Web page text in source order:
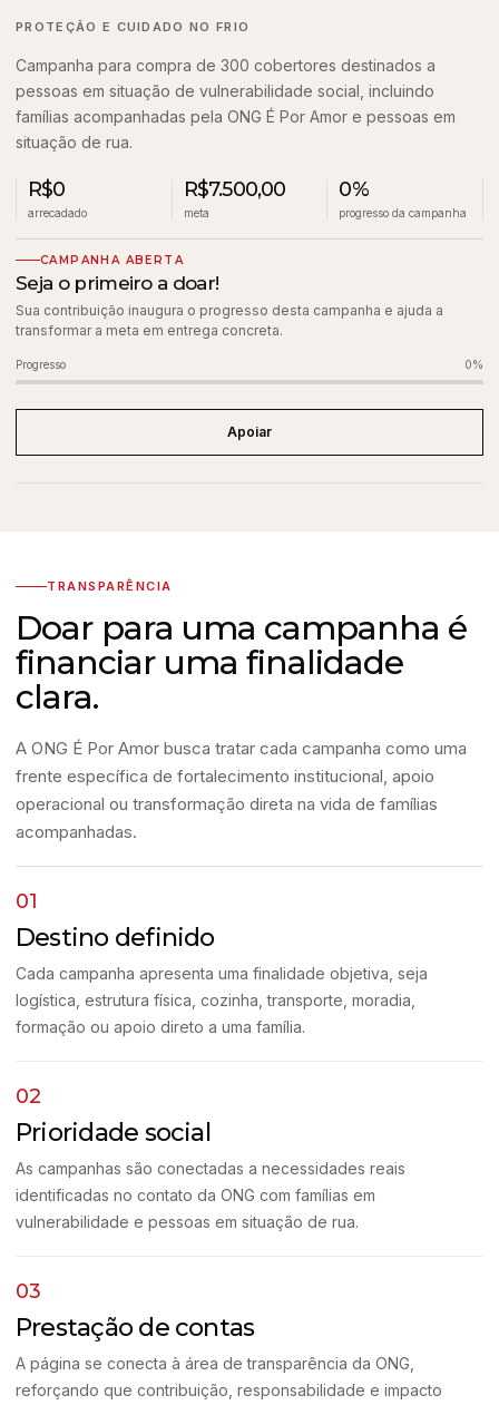
PROTEÇÃO E CUIDADO NO FRIO
Campanha para compra de 300 cobertores destinados a
pessoas em situação de vulnerabilidade social, incluindo
famílias acompanhadas pela ONG É Por Amor e pessoas em
situação de rua.
R$0
arrecadado
R$7.500,00
meta
0%
progresso da campanha
CAMPANHA ABERTA
Seja o primeiro a doar!
Sua contribuição inaugura o progresso desta campanha e ajuda a
transformar a meta em entrega concreta.
Progresso 0%
Apoiar
TRANSPARÊNCIA
Doar para uma campanha é
financiar uma finalidade
clara.
A ONG É Por Amor busca tratar cada campanha como uma
frente específica de fortalecimento institucional, apoio
operacional ou transformação direta na vida de famílias
acompanhadas.
01
Destino definido
Cada campanha apresenta uma finalidade objetiva, seja
logística, estrutura física, cozinha, transporte, moradia,
formação ou apoio direto a uma família.
02
Prioridade social
As campanhas são conectadas a necessidades reais
identificadas no contato da ONG com famílias em
vulnerabilidade e pessoas em situação de rua.
03
Prestação de contas
A página se conecta à área de transparência da ONG,
reforçando que contribuição, responsabilidade e impacto